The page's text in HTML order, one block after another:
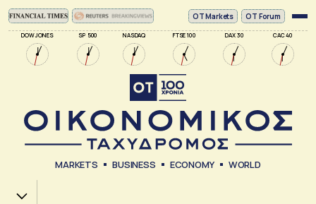
DOW JONES SP 500 NASDAQ FTSE 100 DAX 30 CAC 40
ΟΤ Markets OT Forum
MARKETS BUSINESS ECONOMY WORLD
Χ.Α.